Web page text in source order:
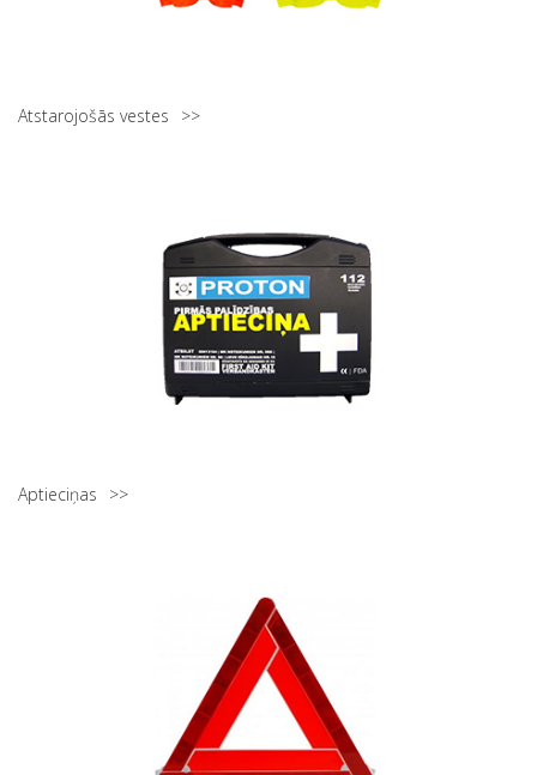
Atstarojošās vestes
Aptieciņas